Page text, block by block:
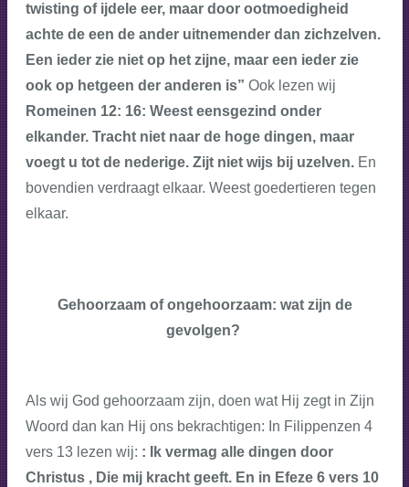
twisting of ijdele eer, maar door ootmoedigheid
achte de een de ander uitnemender dan zichzelven.
Een ieder zie niet op het zijne, maar een ieder zie
ook op hetgeen der anderen is” Ook lezen wij
Romeinen 12: 16: Weest eensgezind onder
elkander. Tracht niet naar de hoge dingen, maar
voegt u tot de nederige. Zijt niet wijs bij uzelven. En
bovendien verdraagt elkaar. Weest goedertieren tegen
elkaar.
Gehoorzaam of ongehoorzaam: wat zijn de
gevolgen?
Als wij God gehoorzaam zijn, doen wat Hij zegt in Zijn
Woord dan kan Hij ons bekrachtigen: In Filippenzen 4
vers 13 lezen wij: : Ik vermag alle dingen door
Christus , Die mij kracht geeft. En in Efeze 6 vers 10